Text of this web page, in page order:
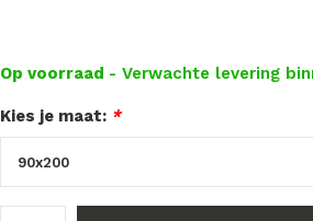
Op voorraad - Verwachte levering
Kies je maat: *